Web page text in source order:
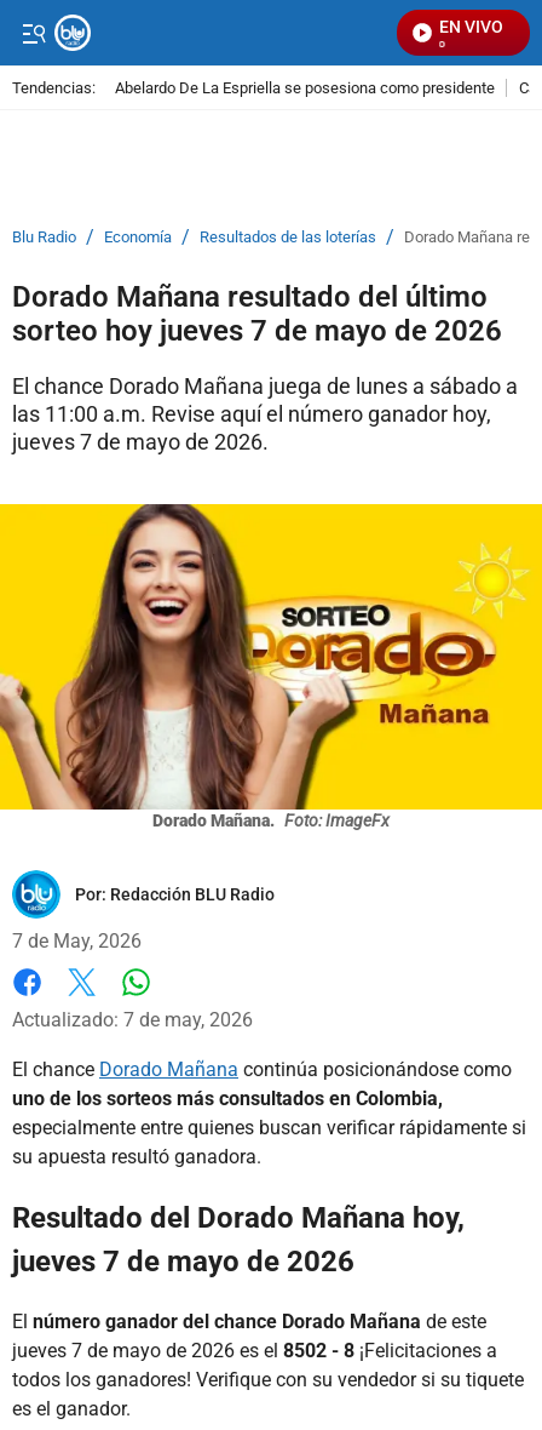
EN VIVO
Tendencias: Abelardo De La Espriella se posesiona como presidente
Blu Radio / Economía / Resultados de las loterías / Dorado Mañana
Dorado Mañana resultado del último
sorteo hoy jueves 7 de mayo de 2026
El chance Dorado Mañana juega de lunes a sábado a
las 11:00 a.m. Revise aquí el número ganador hoy,
jueves 7 de mayo de 2026.
Dorado Mañana. Foto: ImageFx
Por: Redacción BLU Radio
7 de May, 2026
Facebook
X
Actualizado: 7 de may, 2026
El chance Dorado Mañana continúa posicionándose como
uno de los sorteos más consultados en Colombia,
especialmente entre quienes buscan verificar rápidamente si
su apuesta resultó ganadora.
Resultado del Dorado Mañana hoy,
jueves 7 de mayo de 2026
El número ganador del chance Dorado Mañana de este
jueves 7 de mayo de 2026 es el 8502 - 8 ¡Felicitaciones a
todos los ganadores! Verifique con su vendedor si su tiquete
es el ganador.